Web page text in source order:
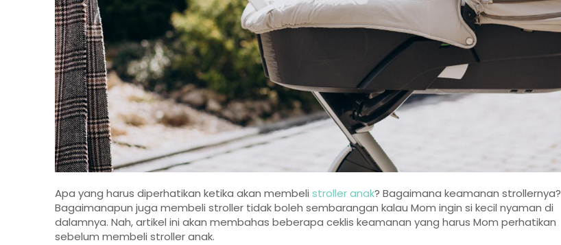
Apa yang harus diperhatikan ketika akan membeli stroller anak? Bagaimana keamanan strollernya?
Bagaimanapun juga membeli stroller tidak boleh sembarangan kalau Mom ingin si kecil nyaman di
dalamnya. Nah, artikel ini akan membahas beberapa ceklis keamanan yang harus Mom perhatikan
sebelum membeli stroller anak.